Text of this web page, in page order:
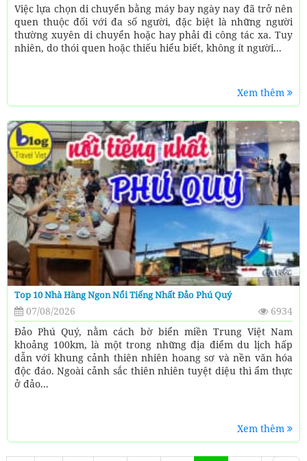
Việc lựa chọn di chuyển bằng máy bay ngày nay đã trở nên
quen thuộc đối với đa số người, đặc biệt là những người
thường xuyên di chuyển hoặc hay phải đi công tác xa. Tuy
nhiên, do thói quen hoặc thiếu hiểu biết, không ít người...
Xem thêm
Top 10 Nhà Hàng Ngon Nổi Tiếng Nhất Đảo Phú Quý
07/08/2026
6934
Đảo Phú Quý, nằm cách bờ biển miền Trung Việt Nam
khoảng 100km, là một trong những địa điểm du lịch hấp
dẫn với khung cảnh thiên nhiên hoang sơ và nền văn hóa
độc đáo. Ngoài cảnh sắc thiên nhiên tuyệt diệu thì ẩm thực
ở đảo...
Xem thêm